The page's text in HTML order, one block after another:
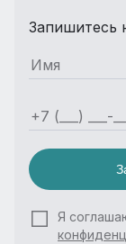
Запишитесь
Я